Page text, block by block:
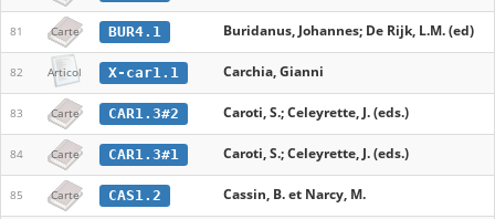
81 Carte BUR4.1 Buridanus, Johannes; De Rijk, L.M. (ed)
82 Articol X-car1.1 Carchia, Gianni
83 Carte CAR1.3#2 Caroti, S.; Celeyrette, J. (eds.)
84 Carte CAR1.3#1 Caroti, S.; Celeyrette, J. (eds.)
85 Carte CAS1.2 Cassin, B. et Narcy, M.